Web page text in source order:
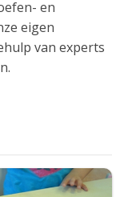
en
eigen
van experts